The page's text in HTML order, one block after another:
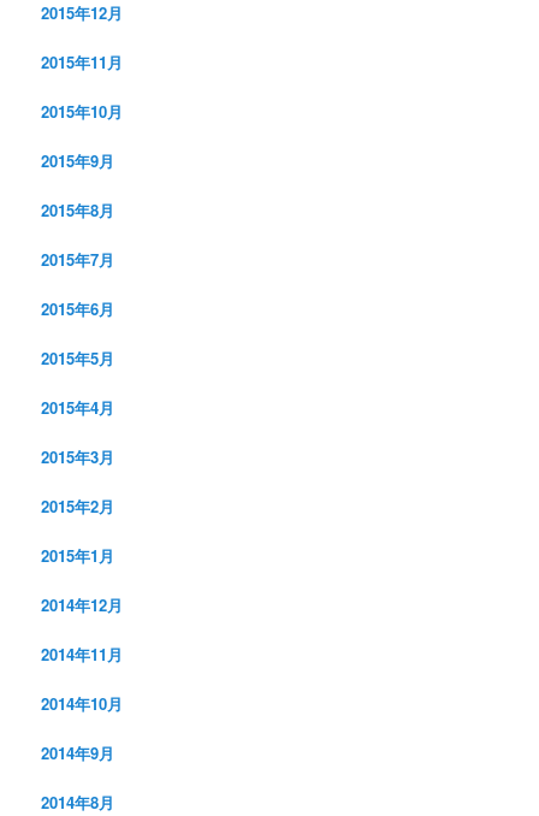
2015年12月
2015年11月
2015年10月
2015年9月
2015年8月
2015年7月
2015年6月
2015年5月
2015年4月
2015年3月
2015年2月
2015年1月
2014年12月
2014年11月
2014年10月
2014年9月
2014年8月